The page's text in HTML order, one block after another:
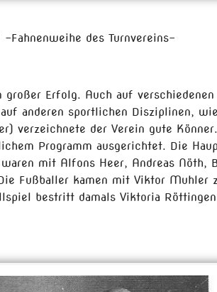
des Turnvereins-
Erfolg. Auch auf verschiedenen
anderen sportlichen Disziplinen, wie
verzeichnete der Verein gute
Programm ausgerichtet. Die
mit Alfons Heer, Andreas Nöth,
Fußballer kamen mit Viktor Muhler
bestritt damals Viktoria